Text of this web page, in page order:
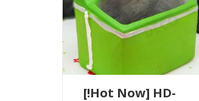
[!Hot Now] HD-